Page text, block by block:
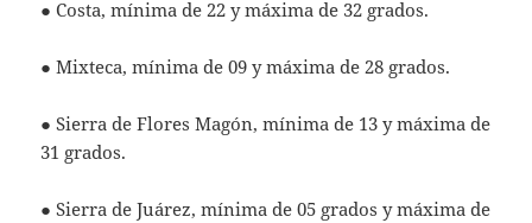
● Costa, mínima de 22 y máxima de 32 grados.
● Mixteca, mínima de 09 y máxima de 28 grados.
● Sierra de Flores Magón, mínima de 13 y máxima de
31 grados.
● Sierra de Juárez, mínima de 05 grados y máxima de